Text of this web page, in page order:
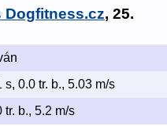
Dogfitness.cz, 25.
s, 0.0 tr. b., 5.03 m/s
tr. b., 5.2 m/s